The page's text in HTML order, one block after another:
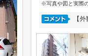
※写真や図と実際
【